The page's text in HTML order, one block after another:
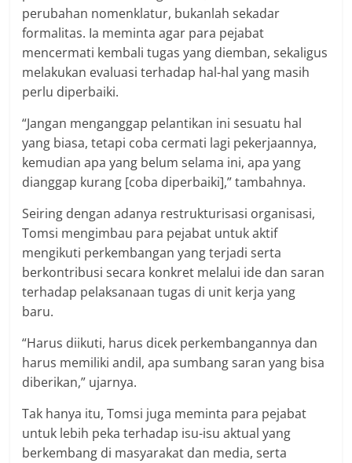
perubahan nomenklatur, bukanlah sekadar
formalitas. Ia meminta agar para pejabat
mencermati kembali tugas yang diemban, sekaligus
melakukan evaluasi terhadap hal-hal yang masih
perlu diperbaiki.
“Jangan menganggap pelantikan ini sesuatu hal
yang biasa, tetapi coba cermati lagi pekerjaannya,
kemudian apa yang belum selama ini, apa yang
dianggap kurang [coba diperbaiki],” tambahnya.
Seiring dengan adanya restrukturisasi organisasi,
Tomsi mengimbau para pejabat untuk aktif
mengikuti perkembangan yang terjadi serta
berkontribusi secara konkret melalui ide dan saran
terhadap pelaksanaan tugas di unit kerja yang
baru.
“Harus diikuti, harus dicek perkembangannya dan
harus memiliki andil, apa sumbang saran yang bisa
diberikan,” ujarnya.
Tak hanya itu, Tomsi juga meminta para pejabat
untuk lebih peka terhadap isu-isu aktual yang
berkembang di masyarakat dan media, serta